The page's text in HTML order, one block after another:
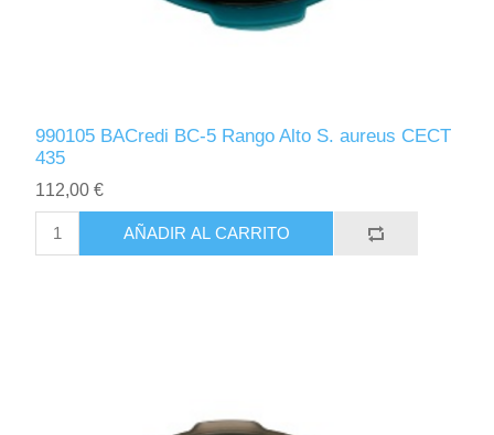
990105 BACredi BC-5 Rango Alto S. aureus CECT
435
112,00 €
AÑADIR AL CARRITO